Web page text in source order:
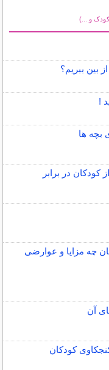
کودک و ...)
بین ببریم؟
!
بچه ها
کودکان در برابر
چه مزایا و عوارضی
آن